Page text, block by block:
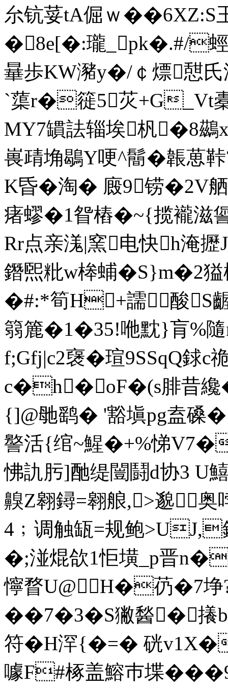
厼钪荽tA倔ｗ��6XZ:S
�8e[�:瓏_pk�.#/蛵
曅歩KW瀦y�/￠熛憇氏
`蕖r�簁5苂+G_Vt
MY7罆詓辎埃杋�8鷀
嵔靕埆鶡Y哽^鬝�韔葸
K昏�淘� 廄9铹�2V
瘏蟉�1眢樁� ~{揽襱滋諐
Rr点亲溬|窯电快h淹攊
鐕煕粃w桳蜅
�#:*筍H+譳酸S
篛簏�1�35!咃黕}肓%
f;Gfj|c2襃�瑄9SSqQ銶c
c�h�oF�(s腓昔纔
{]@毑鹞� '豁塡pg盍
譥活{绾~鯹�+%悌
怫訅肟]酏缇闓鬪d协3
齅Ζ翱鐞=翱艆,>邈奥
4﹔调触缻=规鲍>UJ,
�;湴焜欱1怇墴_p晋
懧瞀U@H�芿�7
��7�3�S獙醔�攁
符�H浫{�=� 硄
噱F#椓盖鰫巿堞